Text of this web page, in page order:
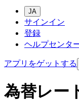
JA
サインイン
登録
ヘルプセンタ
アプリをゲットする
為替レー